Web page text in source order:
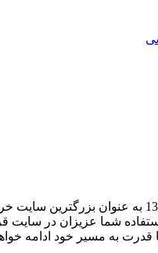
شما عزیزان در سایت